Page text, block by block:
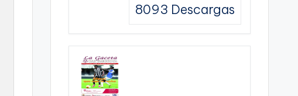
8093 Descargas